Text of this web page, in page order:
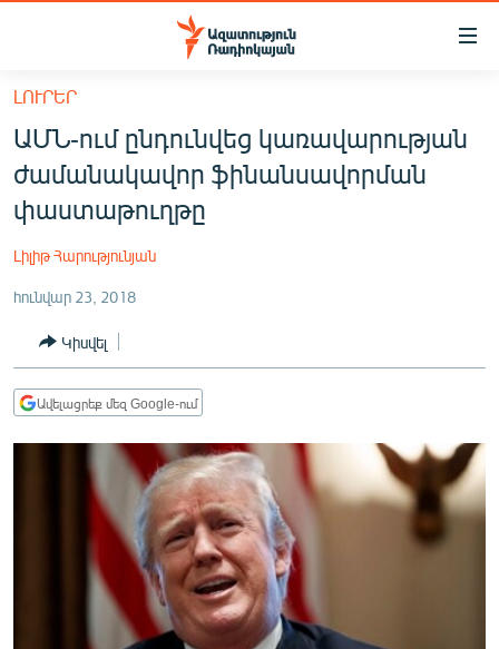
Մատչելիության
հիմնական
բովանդակությանը
Անցնել
հիմնական
մենյուին
ՔԱՂԱՔԱԿԱՆ
ՏՆՏԵՍՈՒԹՅՈՒՆ
ՂԱՐԱԲԱՂ
ՏԱՐԱԾԱՇՐՋԱՆ
ՄԻՋԱԶԳԱՅԻՆ
ՄՇԱԿՈՒՅԹ
ՄԵԿՆԱԲԱՆՈՒԹՅՈՒՆ
ԼՈՒՐԵՐ
ԱՄՆ-ում ընդունվեց կառավարության
ժամանակավոր ֆինանսավորման
փաստաթուղթը
Լիլիթ Հարությունյան
հունվար 23, 2018
Կիսվել
Ավելացրեք մեզ Google-ում